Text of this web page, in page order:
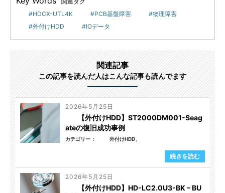
HDCX-UTL4K
PCB基盤障害
物理障害
外付けHDD
IOデータ
関連記事
この記事を読んだ人はこんな記事も読んでます
2026年5月25日
【外付けHDD】ST2000DM001-Seag
ateの復旧成功事例
カテゴリー 外付けHDD
続きを読む
2026年5月25日
【外付けHDD】HD-LC2.0U3-BK – BU